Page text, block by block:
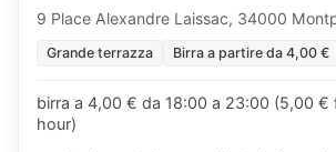
9 Place Alexandre Laissac, 34000
Grande terrazza Birra a partire da 4,00 €
birra a 4,00 € da 18:00 a 23:00 (5,00 €
hour)